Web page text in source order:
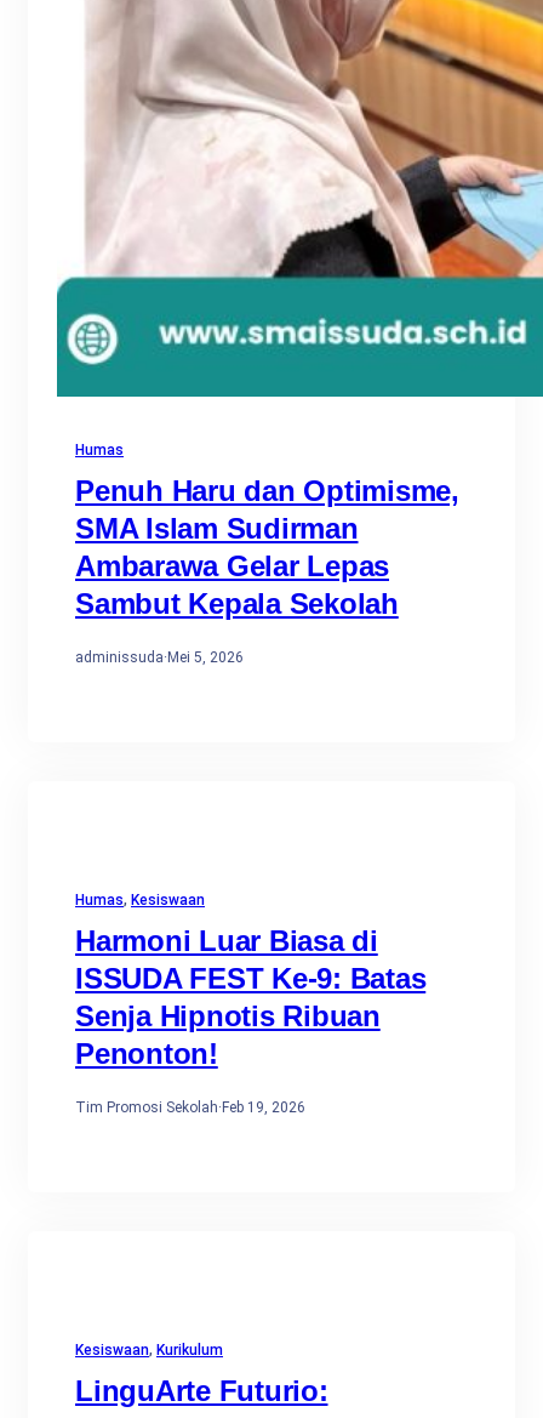
Humas
Penuh Haru dan Optimisme,
SMA Islam Sudirman
Ambarawa Gelar Lepas
Sambut Kepala Sekolah
adminissuda· Mei 5, 2026
Humas, Kesiswaan
Harmoni Luar Biasa di
ISSUDA FEST Ke-9: Batas
Senja Hipnotis Ribuan
Penonton!
Tim Promosi Sekolah· Feb 19, 2026
Kesiswaan, Kurikulum
LinguArte Futurio: